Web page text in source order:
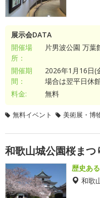
展示会DATA
開催場
所：
片男波公園 万葉
開催期
間：
2026年1月16日(
場合は翌平日休
料金:
無料
無料イベント 美術展・博
和歌山城公園桜まつ
歴史あ
和歌